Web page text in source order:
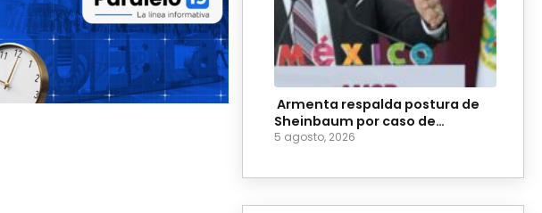
Armenta respalda postura de
Sheinbaum por caso de
diputadas poblanas
5 agosto, 2026